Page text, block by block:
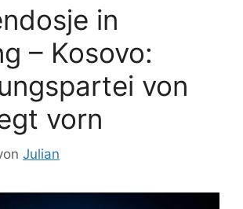
in
– Kosovo:
von
vorn
Julian